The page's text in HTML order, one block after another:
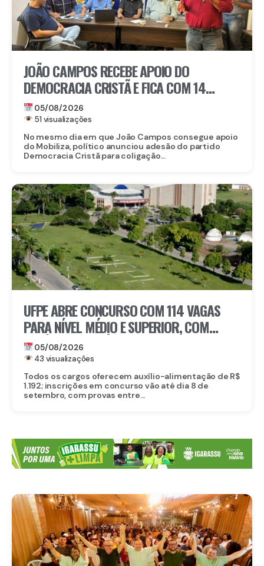
JOÃO CAMPOS RECEBE APOIO DO
DEMOCRACIA CRISTÃ E FICA COM 14
PARTIDOS EM COLIGAÇÃO CONTRA
RAQUEL
05/08/2026
51 visualizações
No mesmo dia em que João Campos consegue apoio
do Mobiliza, político anunciou adesão do partido
Democracia Cristã para coligação...
UFPE ABRE CONCURSO COM 114 VAGAS
PARA NÍVEL MÉDIO E SUPERIOR, COM
SALÁRIOS DE ATÉ R$ 5,2 MIL
05/08/2026
43 visualizações
Todos os cargos oferecem auxílio-alimentação de R$
1.192; inscrições em concurso vão até dia 8 de
setembro, com provas entre...